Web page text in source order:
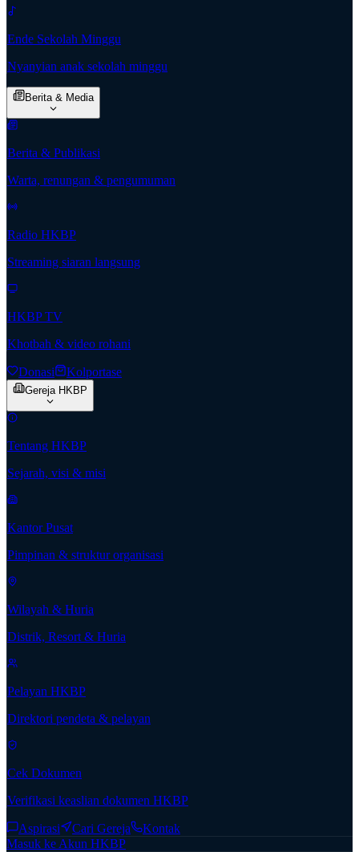
Ende Sekolah Minggu
Nyanyian anak sekolah minggu
Berita & Media
Berita & Publikasi
Warta, renungan & pengumuman
Radio HKBP
Streaming siaran langsung
HKBP TV
Khotbah & video rohani
Donasi Kolportase
Gereja HKBP
Tentang HKBP
Sejarah, visi & misi
Kantor Pusat
Pimpinan & struktur organisasi
Wilayah & Huria
Distrik, Resort & Huria
Pelayan HKBP
Direktori pendeta & pelayan
Cek Dokumen
Verifikasi keaslian dokumen HKBP
Aspirasi Cari Gereja
Kontak
Masuk ke Akun HKBP